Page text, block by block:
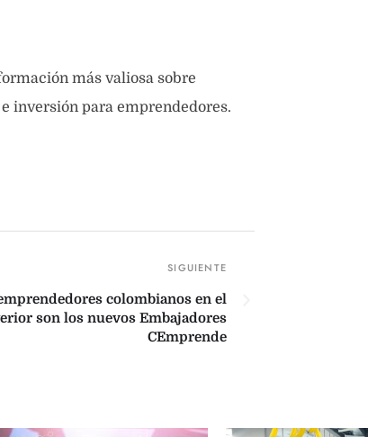
más valiosa sobre
inversión para emprendedores.
colombianos en el
son los nuevos Embajadores
CEmprende